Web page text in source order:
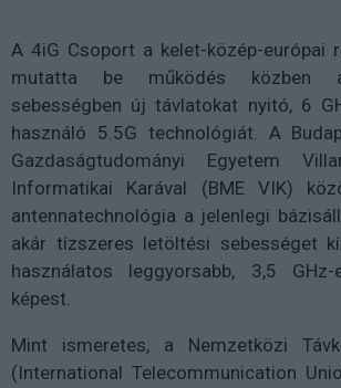
A 4iG Csoport a kelet-közép-európai
mutatta be működés közben
sebességben új távlatokat nyitó, 6
használó 5.5G technológiát. A
Gazdaságtudományi Egyetem
Informatikai Karával (BME VIK)
antennatechnológia a jelenlegi
akár tízszeres letöltési sebességet
használatos leggyorsabb, 3,5 GHz-
képest.
Mint ismeretes, a Nemzetközi
(International Telecommunication